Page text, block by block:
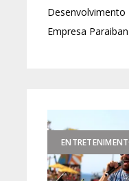
Desenvolvimento
Empresa